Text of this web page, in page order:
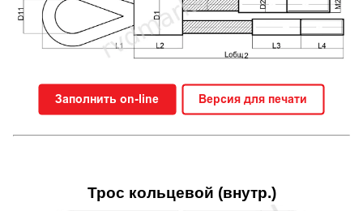
Трос кольцевой (внутр.)